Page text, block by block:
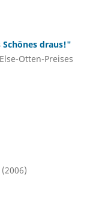
draus!"
Otten-Preises